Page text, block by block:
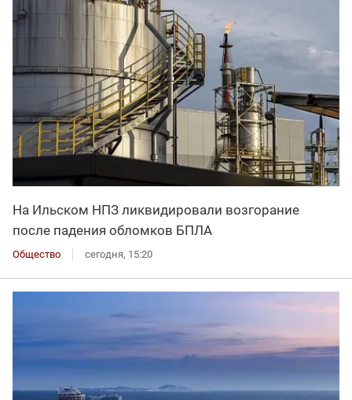
На Ильском НПЗ ликвидировали возгорание
после падения обломков БПЛА
Общество сегодня, 15:20